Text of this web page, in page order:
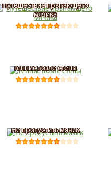
Путешествие прыгающего
мячика
Теннис возле стены
Не пропустить мячик